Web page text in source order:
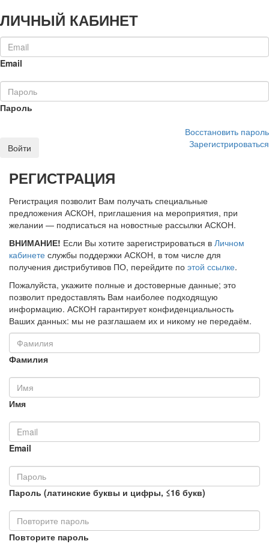
ЛИЧНЫЙ КАБИНЕТ
Email
Пароль
Восстановить пароль
Войти
Зарегистрироваться
РЕГИСТРАЦИЯ
Регистрация позволит Вам получать специальные
предложения АСКОН, приглашения на мероприятия, при
желании — подписаться на новостные рассылки АСКОН.
ВНИМАНИЕ! Если Вы хотите зарегистрироваться в Личном
кабинете службы поддержки АСКОН, в том числе для
получения дистрибутивов ПО, перейдите по этой ссылке.
Пожалуйста, укажите полные и достоверные данные; это
позволит предоставлять Вам наиболее подходящую
информацию. АСКОН гарантирует конфиденциальность
Ваших данных: мы не разглашаем их и никому не передаём.
Фамилия
Имя
Email
Пароль (латинские буквы и цифры, ≤16 букв)
Повторите пароль